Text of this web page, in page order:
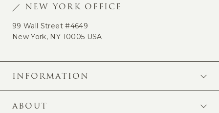
NEW YORK OFFICE
99 Wall Street #4649
New York, NY 10005 USA
INFORMATION
ABOUT